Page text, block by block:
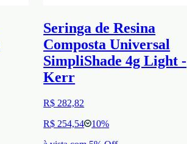
Seringa de Resina
Composta Universal
SimpliShade 4g Light -
Kerr
R$ 282,82
R$ 254,54
10%